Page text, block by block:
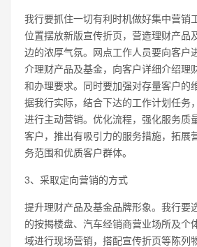
我行要抓住一切有利时机做好集中营销
位置摆放新版宣传折页，营造理财产品
边的浓厚气氛。网点工作人员要向客户
介理财产品及基金，向客户详细介绍理
和办理要求。同时要加强对存量客户的
据我行实际，结合下达的工作计划任务
进行主动营销。优化流程，强化服务质
客户，推出有吸引力的服务措施，拓展
务范围和优质客户群体。
3、采取定向营销的方式
提升理财产品及基金品牌形象。我行要
的按揭楼盘、汽车经销商营业场所及个
域进行现场营销，搭配宣传折页等陈列